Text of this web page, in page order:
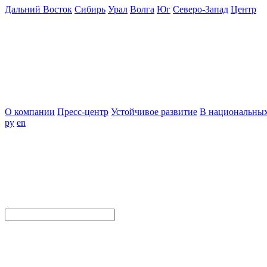
Дальний Восток Сибирь Урал Волга Юг Северо-Запад Центр
О компании Пресс-центр Устойчивое развитие В
ру en